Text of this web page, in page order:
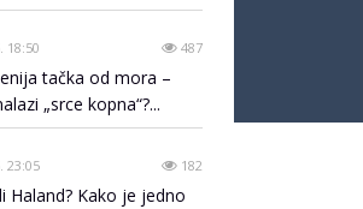
18:50 487
tačka od mora –
„srce kopna“?...
23:05 182
Haland? Kako je jedno